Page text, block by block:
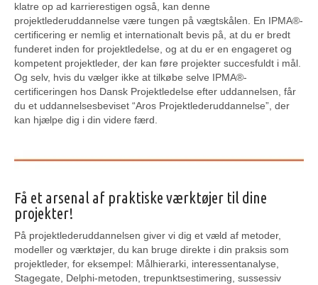
klatre op ad karrierestigen også, kan denne
projektlederuddannelse være tungen på vægtskålen. En IPMA®-
certificering er nemlig et internationalt bevis på, at du er bredt
funderet inden for projektledelse, og at du er en engageret og
kompetent projektleder, der kan føre projekter succesfuldt i mål.
Og selv, hvis du vælger ikke at tilkøbe selve IPMA®-
certificeringen hos Dansk Projektledelse efter uddannelsen, får
du et uddannelsesbeviset “Aros Projektlederuddannelse”, der
kan hjælpe dig i din videre færd.
Få et arsenal af praktiske værktøjer til dine
projekter!
På projektlederuddannelsen giver vi dig et væld af metoder,
modeller og værktøjer, du kan bruge direkte i din praksis som
projektleder, for eksempel: Målhierarki, interessentanalyse,
Stagegate, Delphi-metoden, trepunktsestimering, sussessiv